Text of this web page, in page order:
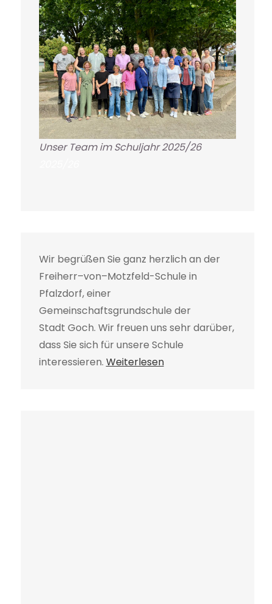
Unser Team im Schuljahr 2025/26
Wir begrüßen Sie ganz herzlich an der
Freiherr–von–Motzfeld-Schule in
Pfalzdorf, einer
Gemeinschaftsgrundschule der
Stadt Goch. Wir freuen uns sehr darüber,
dass Sie sich für unsere Schule
interessieren. Weiterlesen